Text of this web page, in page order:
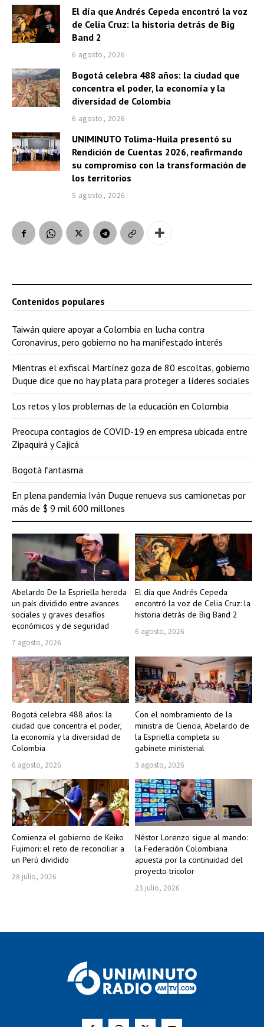
El día que Andrés Cepeda encontró la voz
de Celia Cruz: la historia detrás de Big
Band 2
6 agosto, 2026
Bogotá celebra 488 años: la ciudad que
concentra el poder, la economía y la
diversidad de Colombia
6 agosto, 2026
UNIMINUTO Tolima-Huila presentó su
Rendición de Cuentas 2026, reafirmando
su compromiso con la transformación de
los territorios
5 agosto, 2026
Abelardo De la Espriella hereda
un país dividido entre avances
sociales y graves desafíos
económicos y de seguridad
7 agosto, 2026
El día que Andrés Cepeda
encontró la voz de Celia Cruz: la
historia detrás de Big Band 2
6 agosto, 2026
Bogotá celebra 488 años: la
ciudad que concentra el poder,
la economía y la diversidad de
Colombia
6 agosto, 2026
Con el nombramiento de la
ministra de Ciencia, Abelardo de
la Espriella completa su
gabinete ministerial
3 agosto, 2026
Comienza el gobierno de Keiko
Fujimori: el reto de reconciliar a
un Perú dividido
28 julio, 2026
Néstor Lorenzo sigue al mando:
la Federación Colombiana
apuesta por la continuidad del
proyecto tricolor
23 julio, 2026
Contenidos populares
Taiwán quiere apoyar a Colombia en lucha contra
Coronavirus, pero gobierno no ha manifestado interés
Mientras el exfiscal Martínez goza de 80 escoltas, gobierno
Duque dice que no hay plata para proteger a líderes sociales
Los retos y los problemas de la educación en Colombia
Preocupa contagios de COVID-19 en empresa ubicada entre
Zipaquirá y Cajicá
Bogotá fantasma
En plena pandemia Iván Duque renueva sus camionetas por
más de $ 9 mil 600 millones